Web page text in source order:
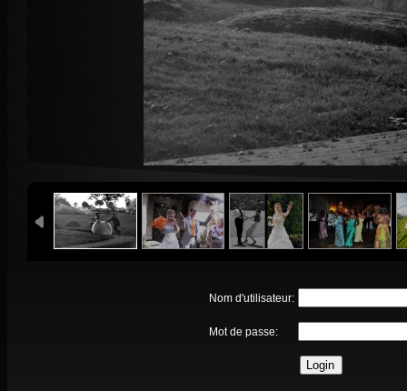
Nom d'utilisateur:
Mot de passe: